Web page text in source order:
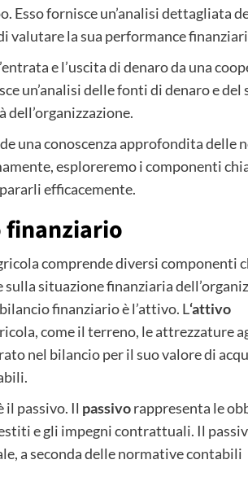
Esso fornisce un’analisi dettagliata
valutare la sua performance
e l’uscita di denaro da una
un’analisi delle fonti di denaro e del
una conoscenza approfondita delle
esploreremo i componenti
efficacemente.
finanziario
comprende diversi componenti
situazione finanziaria
finanziario è l’attivo. L‘attivo
come il terreno, le attrezzature
nel bilancio per il suo valore di
il passivo. Il passivorappresenta le
e gli impegni contrattuali. Il
a seconda delle normative contabili